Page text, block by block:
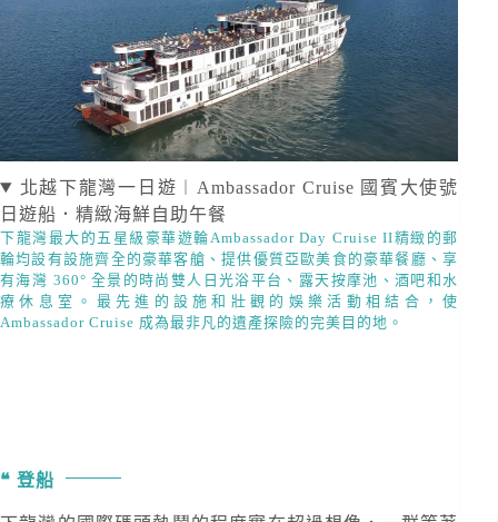
北越下龍灣一日遊︱Ambassador Cruise 國賓大使號
⽇遊船．精緻海鮮自助午餐
下龍灣最大的五星級豪華遊輪Ambassador Day Cruise II精緻的郵
輪均設有設施齊全的豪華客艙、提供優質亞歐美食的豪華餐廳、享
有海灣 360° 全景的時尚雙人日光浴平台、露天按摩池、酒吧和水
療休息室。最 先進 的設施和壯觀的娛樂活動相結合，使
Ambassador Cruise 成為最非凡的遺產探險的完美目的地。
登船